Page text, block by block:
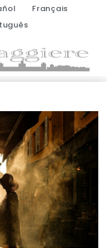
Français